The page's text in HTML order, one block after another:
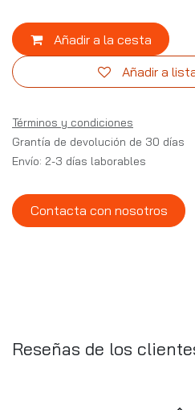
Añadir a la cesta
Añadir a
Términos y condiciones
Grantía de devolución de 30 días
Envío: 2-3 días laborables
Contacta con nosotros
Reseñas de los